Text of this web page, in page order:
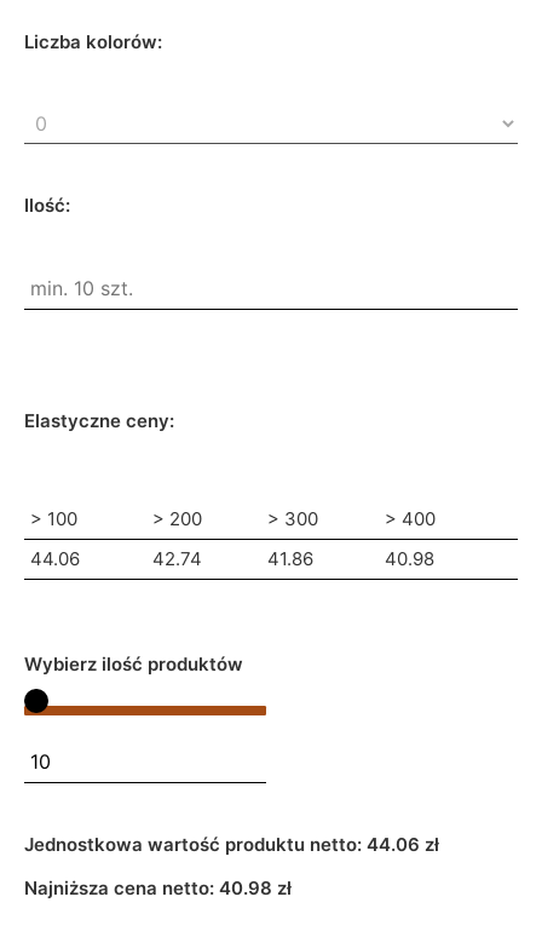
Liczba kolorów:
Ilość:
Elastyczne ceny:
> 100 > 200 > 300
> 400
44.06
42.74 41.86 40.98
Wybierz ilość produktów
Jednostkowa wartość produktu netto: 44.06 zł
Najniższa cena netto: 40.98 zł